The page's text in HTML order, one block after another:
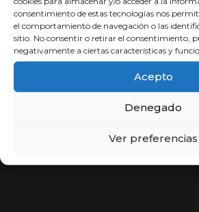
consentimiento de estas tecnologías nos
el comportamiento de navegación o las
sitio. No consentir o retirar el consentimiento,
negativamente a ciertas características y
Acepto
Denegado
Ver preferencias
Abogados a
Porcentaje
Si usted no cobra, nosotros
de experiencia, expertos en